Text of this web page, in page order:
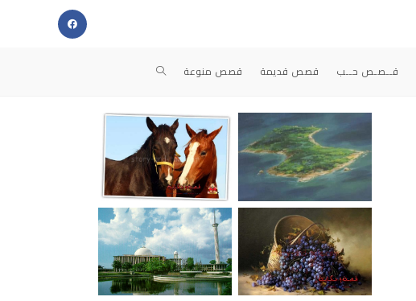
قــصـص حــب قصص قديمة قصص منوعة